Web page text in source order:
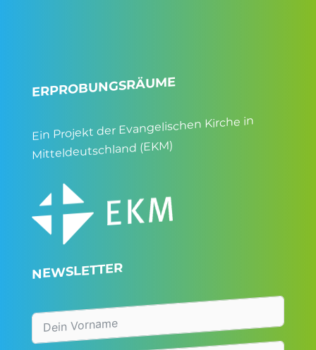
ERPROBUNGSRÄUME
Ein Projekt der Evangelischen Kirche in
Mitteldeutschland (EKM)
NEWSLETTER